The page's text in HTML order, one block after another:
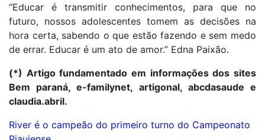
“Educar é transmitir conhecimentos, para que no
futuro, nossos adolescentes tomem as decisões na
hora certa, sabendo o que estão fazendo e sem medo
de errar. Educar é um ato de amor.” Edna Paixão.
(*) Artigo fundamentado em informações dos sites
Bem paraná, e-familynet, artigonal, abcdasaude e
claudia.abril.
Navegação
River é o campeão do primeiro turno do Campeonato